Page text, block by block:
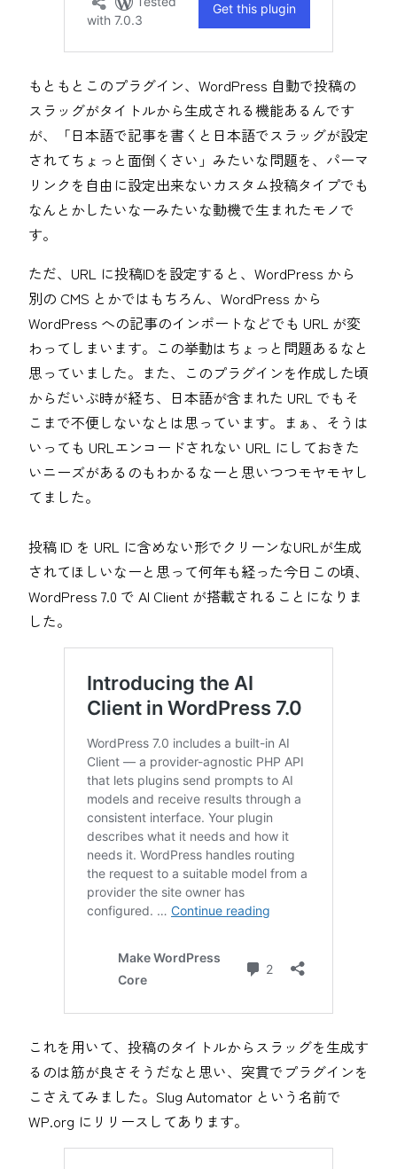
もともとこのプラグイン、WordPress 自動で投稿の
スラッグがタイトルから生成される機能あるんです
が、「日本語で記事を書くと日本語でスラッグが設定
されてちょっと面倒くさい」みたいな問題を、パーマ
リンクを自由に設定出来ないカスタム投稿タイプでも
なんとかしたいなーみたいな動機で生まれたモノで
す。
ただ、URL に投稿IDを設定すると、WordPress から
別の CMS とかではもちろん、WordPress から
WordPress への記事のインポートなどでも URL が変
わってしまいます。この挙動はちょっと問題あるなと
思っていました。また、このプラグインを作成した頃
からだいぶ時が経ち、日本語が含まれた URL でもそ
こまで不便しないなとは思っています。まぁ、そうは
いっても URLエンコードされない URL にしておきた
いニーズがあるのもわかるなーと思いつつモヤモヤし
てました。
投稿 ID を URL に含めない形でクリーンなURLが生成
されてほしいなーと思って何年も経った今日この頃、
WordPress 7.0 で AI Client が搭載されることになりま
した。
これを用いて、投稿のタイトルからスラッグを生成す
るのは筋が良さそうだなと思い、突貫でプラグインを
こさえてみました。Slug Automator という名前で
WP.org にリリースしてあります。